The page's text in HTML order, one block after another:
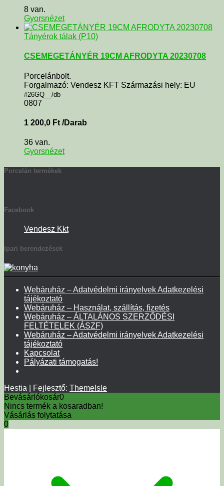
8 van.
Gyorsnézet
Tányérok tálak (P10)
CSEMEGETÁNYÉR 19CM AFRODYTA 20230708
Porcelánbolt.
Forgalmazó: Vendesz KFT Származási hely: EU
#26GQ__/db
0807
1 200,0 Ft /Darab
36 van.
Gyorsnézet
Porcelán termékek
Facebook
Vendesz Kkt
Ipari berendezések
Webáruház – Adatvédelmi irányelvek Adatkezelési
tájékoztató
Webáruház – Használat, szállítás, fizetés
Webáruház – ÁLTALÁNOS SZERZŐDÉSI
FELTÉTELEK (ÁSZF)
Webáruház – Adatvédelmi irányelvek Adatkezelési
tájékoztató
Kapcsolat
Pályázati támogatás!
Hestia | Fejlesztő: ThemeIsle
Bevásárlókosár0
Nincs termék a kosaradban!
Vásárlás folytatása
0